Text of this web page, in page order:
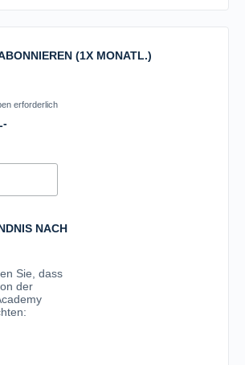
(1X MONATL.)
erforderlich
NACH
Sie, dass
der